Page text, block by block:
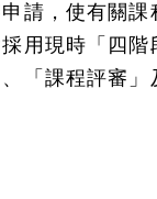
請，使有關課
用現時「四階
「課程評審」